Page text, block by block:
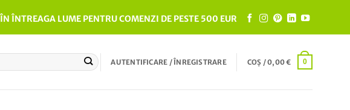
ÎNTREAGA LUME PENTRU COMENZI DE PESTE 500 EUR
AUTENTIFICARE / ÎNREGISTRARE COȘ /0,00€ 0